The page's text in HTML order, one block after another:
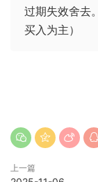
过期失效舍去
买入为主）
上一篇